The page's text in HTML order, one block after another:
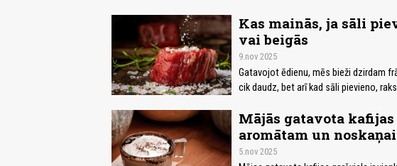
Kas mainās, ja sāli
vai beigās
9.nov 2025
Gatavojot ēdienu, mēs bieži dzirdam
cik daudz, bet arī kad sāli pievieno,
Mājās gatavota
aromātam un noskaņai
5.nov 2025